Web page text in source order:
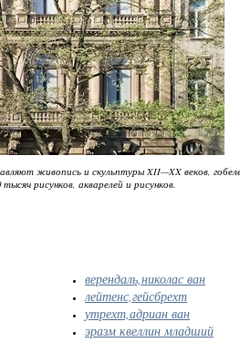
живопись и скульптуры XII—XX веков,
рисунков, акварелей и рисунков.
верендаль,николас ван
лейтенс,гейсбрехт
утрехт,адриан ван
эразм квеллин младший